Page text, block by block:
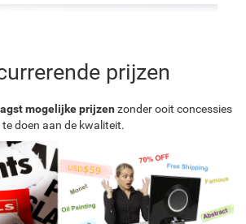
prijzen
mogelijke prijzen zonder ooit concessies
te doen aan de kwaliteit.